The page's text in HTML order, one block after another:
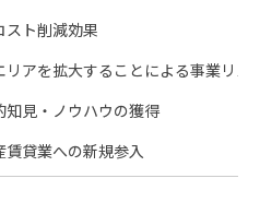
スト削減効果
リアを拡大することによる事業リス
知見・ノウハウの獲得
賃貸業への新規参入